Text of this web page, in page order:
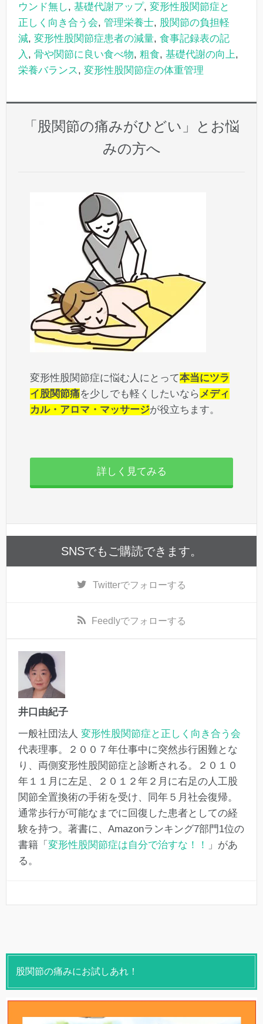
ウンド無し, 基礎代謝アップ, 変形性股関節症と
正しく向き合う会, 管理栄養士, 股関節の負担軽
減, 変形性股関節症患者の減量, 食事記録表の記
入 , 骨や関節に良い食べ物, 粗食, 基礎代謝の向上,
栄養バランス, 変形性股関節症の体重管理
「股関節の痛みがひどい」とお悩
みの方へ
変形性股関節症に悩む人にとって本当にツラ
イ股関節痛を少しでも軽くしたいならメディ
カル・アロマ・マッサージが役立ちます。
詳しく見てみる
SNSでもご購読できます。
Twitterでフォローする
Feedlyでフォローする
井口由紀子
一般社団法人 変形性股関節症と正しく向き合う会
代表理事。２００７年仕事中に突然歩行困難とな
り、両側変形性股関節症と診断される。２０１０
年１１月に左足、２０１２年２月に右足の人工股
関節全置換術の手術を受け、同年５月社会復帰。
通常歩行が可能なまでに回復した患者としての経
験を持つ。著書に、Amazonランキング7部門1位の
書籍「 変形性股関節症は自分で治すな！！
」があ
る。
股関節の痛みにお試しあれ！